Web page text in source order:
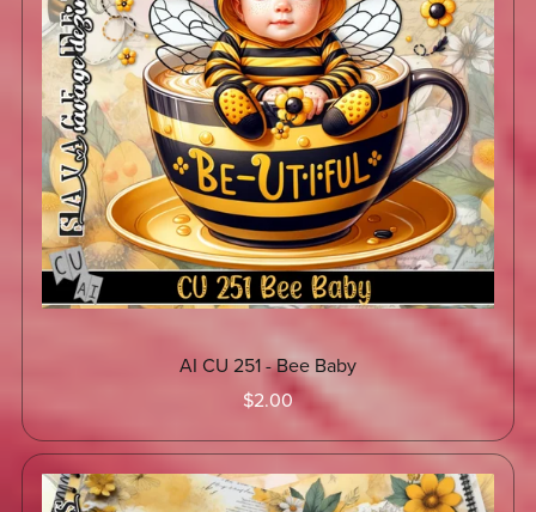
AI CU 251 - Bee Baby
$2.00